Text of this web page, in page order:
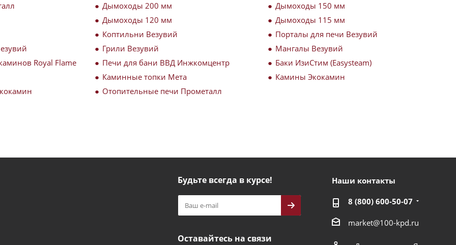
Дымоходы 200 мм
Дымоходы 150 мм
Дымоходы 120 мм
Дымоходы 115 мм
Коптильни Везувий
Порталы для печи Везувий
Грили Везувий
Мангалы Везувий
Royal Flame
Печи для бани ВВД Инжкомцентр
Баки ИзиСтим (Easysteam)
Каминные топки Мета
Камины Экокамин
Отопительные печи Прометалл
Будьте всегда в курсе!
Оставайтесь на связи
Наши контакты
8 (800) 600-50-07
market@100-kpd.ru